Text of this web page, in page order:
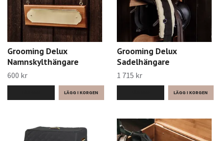
Grooming Delux
Namnskylthängare
600 kr
Grooming Delux
Sadelhängare
1 715 kr